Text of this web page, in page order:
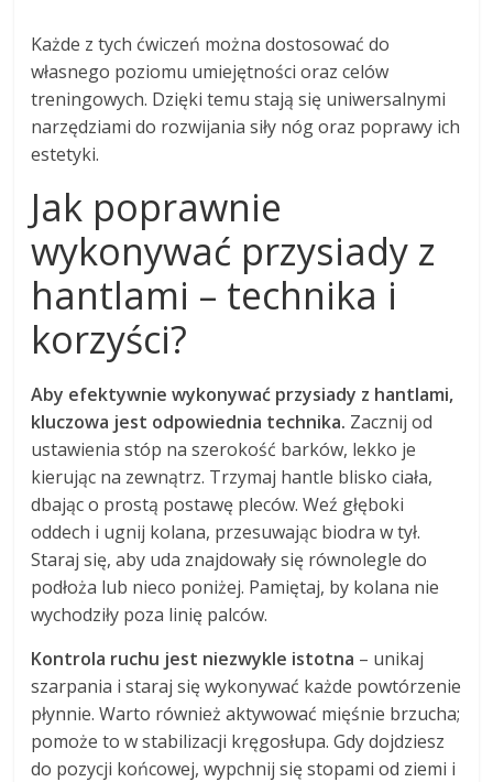
Każde z tych ćwiczeń można dostosować do
własnego poziomu umiejętności oraz celów
treningowych. Dzięki temu stają się uniwersalnymi
narzędziami do rozwijania siły nóg oraz poprawy ich
estetyki.
Jak poprawnie
wykonywać przysiady z
hantlami – technika i
korzyści?
Aby efektywnie wykonywać przysiady z hantlami,
kluczowa jest odpowiednia technika. Zacznij od
ustawienia stóp na szerokość barków, lekko je
kierując na zewnątrz. Trzymaj hantle blisko ciała,
dbając o prostą postawę pleców. Weź głęboki
oddech i ugnij kolana, przesuwając biodra w tył.
Staraj się, aby uda znajdowały się równolegle do
podłoża lub nieco poniżej. Pamiętaj, by kolana nie
wychodziły poza linię palców.
Kontrola ruchu jest niezwykle istotna – unikaj
szarpania i staraj się wykonywać każde powtórzenie
płynnie. Warto również aktywować mięśnie brzucha;
pomoże to w stabilizacji kręgosłupa. Gdy dojdziesz
do pozycji końcowej, wypchnij się stopami od ziemi i